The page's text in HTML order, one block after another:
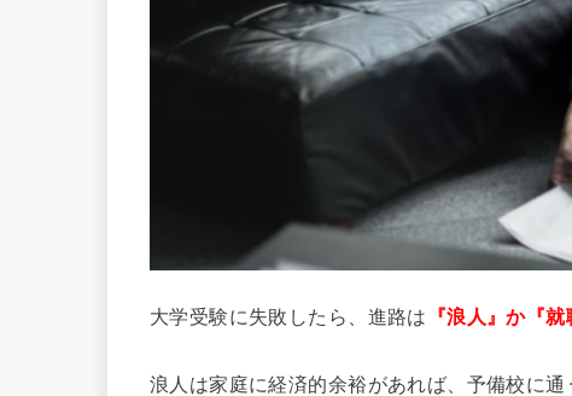
大学受験に失敗したら、進路は 『浪人』か『
浪人は家庭に経済的余裕があれば、予備校に通